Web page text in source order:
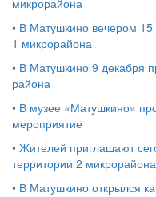
микрорайона
• В Матушкино вечером 15
1 микрорайона
• В Матушкино 9 декабря
района
• В музее «Матушкино»
мероприятие
• Жителей приглашают
территории 2 микрорайона
• В Матушкино открылся